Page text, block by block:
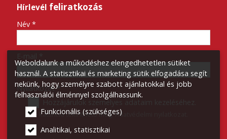
Hírlevél feliratkozás
-
-
Név*
Nyilatkozat*
Hozzájárulok személyes adataim kezeléséhez.
Ide kattintva tekinthető meg:Adatvédelmi nyilatkozat
Weboldalunk a működéshez elengedhetetlen sütiket
használ. A statisztikai és marketing sütik elfogadása segít
nekünk, hogy személyre szabott ajánlatokkal és jobb
felhasználói élménnyel szolgálhassunk.
Funkcionális (szükséges)
Analitikai, statisztikai